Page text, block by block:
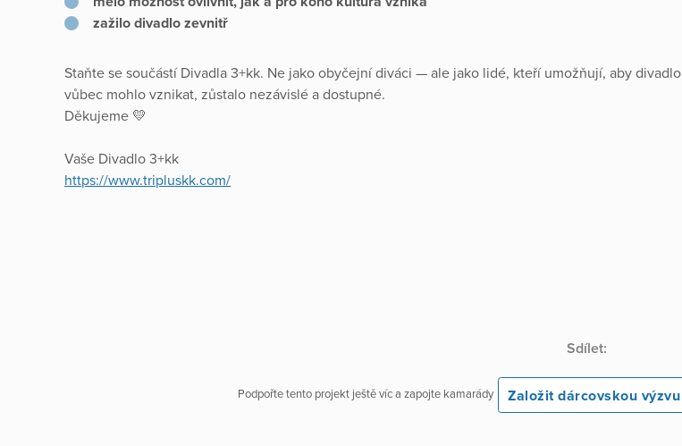
zažilo divadlo zevnitř
Staňte se součástí Divadla 3+kk. Ne jako obyčejní diváci — ale jako lidé, kteří umožňují, aby divadlo
vůbec mohlo vznikat, zůstalo nezávislé a dostupné.
Děkujeme 💛
Vaše Divadlo 3+kk
https://www.tripluskk.com/
Sdílet:
Podpořte tento projekt ještě víc a zapojte kamarády Založit dárcovskou výzvu